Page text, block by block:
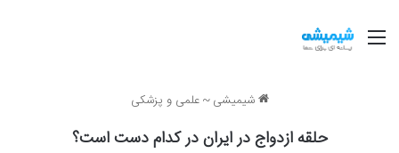
منو
شیمیشی ~ علمی و پزشکی
حلقه ازدواج در ایران در کدام دست است؟